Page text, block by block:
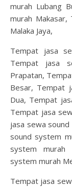
murah Lubang
murah
Malaka Jaya,
Tempat jasa
Tempat jasa
Prapatan,
Besar, Tempat
Dua, Tempat
Tempat jasa
jasa sewa
sound system
system murah
system murah
Tempat jasa